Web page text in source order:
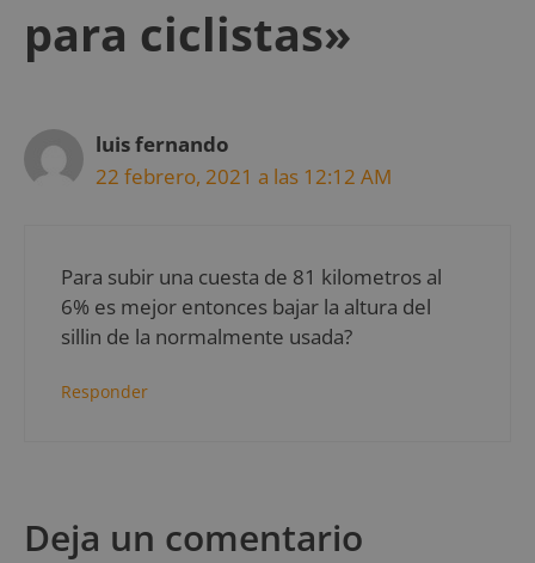
para ciclistas»
luis fernando
22 febrero, 2021 a las 12:12 AM
Para subir una cuesta de 81 kilometros al
6% es mejor entonces bajar la altura del
sillin de la normalmente usada?
Responder
Deja un comentario